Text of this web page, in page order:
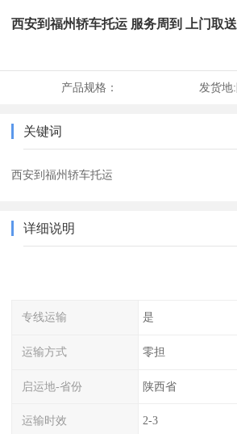
西安到福州轿车托运 服务周到 上门取送
产品规格： 发货地:
关键词
西安到福州轿车托运
详细说明
专线运输 是
运输方式 零担
启运地-省份 陕西省
运输时效 2-3